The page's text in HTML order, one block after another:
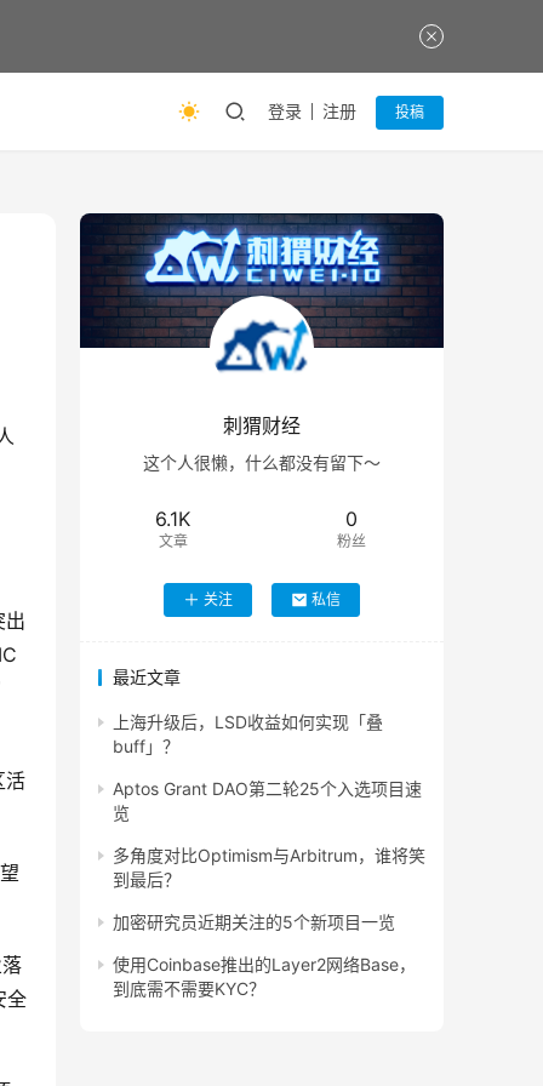
登录 注册 投稿
出
活
全
刺猬财经
这个人很懒，什么都没有留下～
6.1K
文章
0
粉丝
关注 私信
最近文章
上海升级后，LSD收益如何实现「叠
buff」？
Aptos Grant DAO第二轮25个入选项目速
览
多角度对比Optimism与Arbitrum，谁将笑
到最后？
加密研究员近期关注的5个新项目一览
使用Coinbase推出的Layer2网络Base，
到底需不需要KYC？